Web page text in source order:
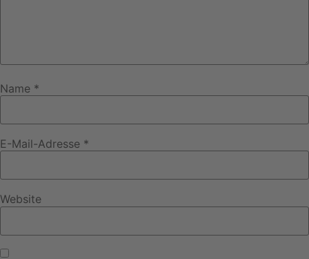
Name *
E-Mail-Adresse *
Website